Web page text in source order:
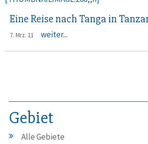
Eine Reise nach Tanga in
7. Mrz. 11 weiter...
Gebiet
Alle Gebiete